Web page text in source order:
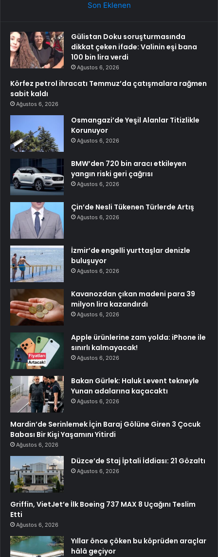
Son Eklenen
Gülistan Doku soruşturmasında
dikkat çeken ifade: Valinin eşi bana
100 bin lira verdi
Ağustos 6, 2026
Körfez petrol ihracatı Temmuz’da çatışmalara rağmen
sabit kaldı
Ağustos 6, 2026
Osmangazi’de Yeşil Alanlar Titizlikle
Korunuyor
Ağustos 6, 2026
BMW’den 720 bin aracı etkileyen
yangın riski geri çağrısı
Ağustos 6, 2026
Çin’de Nesli Tükenen Türlerde Artış
Ağustos 6, 2026
İzmir’de engelli yurttaşlar denizle
buluşuyor
Ağustos 6, 2026
Kavanozdan çıkan madeni para 39
milyon lira kazandırdı
Ağustos 6, 2026
Apple ürünlerine zam yolda: iPhone ile
sınırlı kalmayacak!
Ağustos 6, 2026
Bakan Gürlek: Haluk Levent tekneyle
Yunan adalarına kaçacaktı
Ağustos 6, 2026
Mardin’de Serinlemek İçin Baraj Gölüne Giren 3 Çocuk
Babası Bir Kişi Yaşamını Yitirdi
Ağustos 6, 2026
Düzce’de Staj İptali İddiası: 21 Gözaltı
Ağustos 6, 2026
Griffin, VietJet’e İlk Boeing 737 MAX 8 Uçağını Teslim
Etti
Ağustos 6, 2026
Yıllar önce çöken bu köprüden araçlar
hâlâ geçiyor